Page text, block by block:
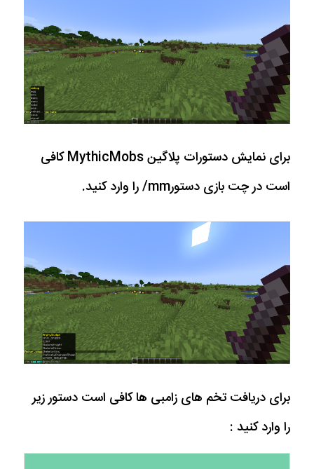
برای نمایش دستورات پلاگین MythicMobs کافی
است در چت بازی دستورmm/ را وارد کنید.
برای دریافت تخم های زامبی ها کافی است دستور زیر
را وارد کنید :